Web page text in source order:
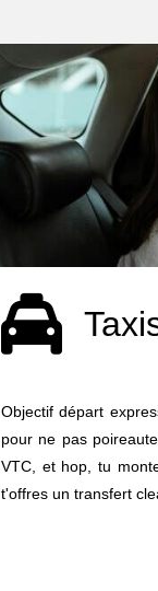
Objectif départ
pour ne pas
VTC, et hop, tu
t'offres un transfert